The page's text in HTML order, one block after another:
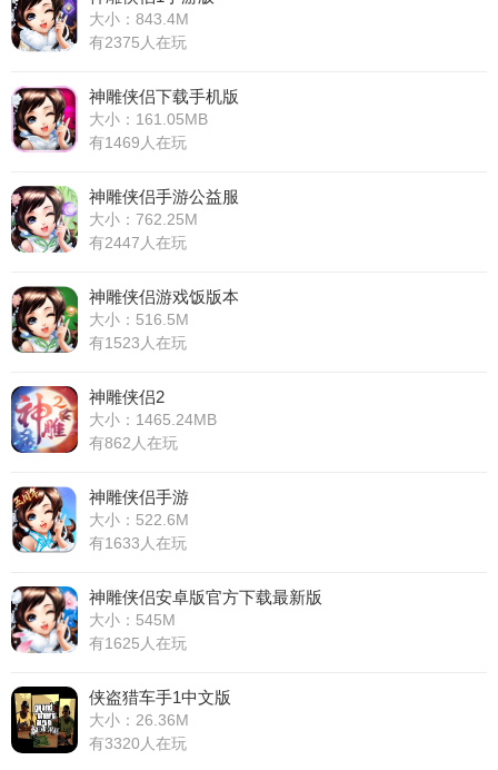
大小：843.4M
有2375人在玩
神雕侠侣下载手机版
大小：161.05MB
有1469人在玩
神雕侠侣手游公益服
大小：762.25M
有2447人在玩
神雕侠侣游戏饭版本
大小：516.5M
有1523人在玩
神雕侠侣2
大小：1465.24MB
有862人在玩
神雕侠侣手游
大小：522.6M
有1633人在玩
神雕侠侣安卓版官方下载最新版
大小：545M
有1625人在玩
侠盗猎车手1中文版
大小：26.36M
有3320人在玩